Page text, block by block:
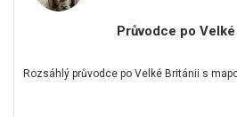
Průvodce po
Rozsáhlý průvodce po Velké Británii s